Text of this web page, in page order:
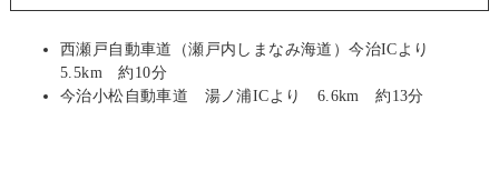
西瀬戸自動車道（瀬戸内しまなみ海道）今治ICより
5.5km 約10分
今治小松自動車道 湯ノ浦ICより 6.6km 約13分